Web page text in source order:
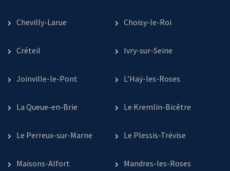
Chevilly-Larue Choisy-le-Roi
Créteil Ivry-sur-Seine
Joinville-le-Pont L’Haÿ-les-Roses
La Queue-en-Brie Le Kremlin-Bicêtre
Le Perreux-sur-Marne Le Plessis-Trévise
Maisons-Alfort Mandres-les-Roses